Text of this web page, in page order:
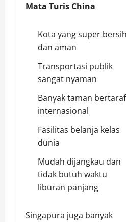
Mata Turis China
Kota yang super bersih
dan aman
Transportasi publik
sangat nyaman
Banyak taman bertaraf
internasional
Fasilitas belanja kelas
dunia
Mudah dijangkau dan
tidak butuh waktu
liburan panjang
Singapura juga banyak